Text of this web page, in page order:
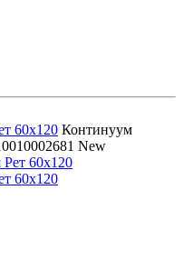
60x120 Континуум
New
60x120